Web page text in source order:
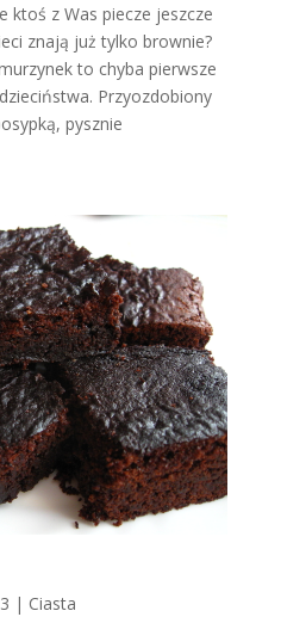
ktoś z Was piecze jeszcze
znają już tylko brownie?
to chyba pierwsze
Przyozdobiony
pysznie
| Ciasta